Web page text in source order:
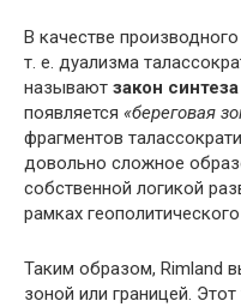
В качестве
т. е. дуализма
называют закон
появляется «береговая
фрагментов
довольно сложное
собственной логикой
рамках
Таким образом, Rimland
зоной или границей.